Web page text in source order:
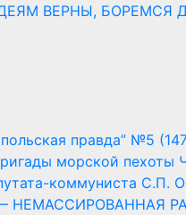
ВЕРНЫ, БОРЕМСЯ
правда” №5
морской пехоты
коммуниста С.П.
НЕМАССИРОВАННАЯ